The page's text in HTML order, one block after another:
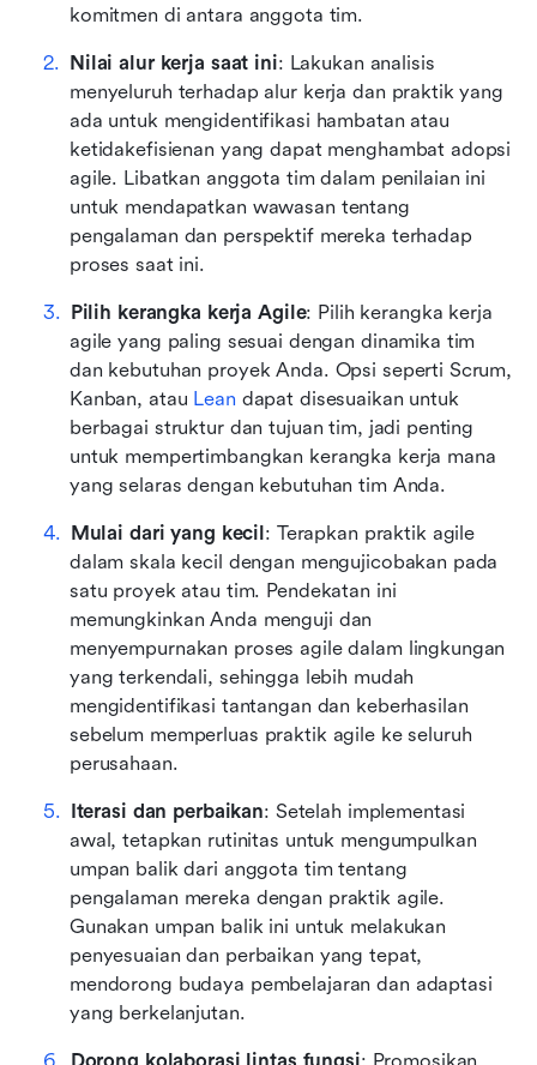
komitmen di antara anggota tim.
Nilai alur kerja saat ini: Lakukan analisis
menyeluruh terhadap alur kerja dan praktik yang
ada untuk mengidentifikasi hambatan atau
ketidakefisienan yang dapat menghambat adopsi
agile. Libatkan anggota tim dalam penilaian ini
untuk mendapatkan wawasan tentang
pengalaman dan perspektif mereka terhadap
proses saat ini.
Pilih kerangka kerja Agile: Pilih kerangka kerja
agile yang paling sesuai dengan dinamika tim
dan kebutuhan proyek Anda. Opsi seperti Scrum,
Kanban, atau Lean dapat disesuaikan untuk
berbagai struktur dan tujuan tim, jadi penting
untuk mempertimbangkan kerangka kerja mana
yang selaras dengan kebutuhan tim Anda.
Mulai dari yang kecil : Terapkan praktik agile
dalam skala kecil dengan mengujicobakan pada
satu proyek atau tim. Pendekatan ini
memungkinkan Anda menguji dan
menyempurnakan proses agile dalam lingkungan
yang terkendali, sehingga lebih mudah
mengidentifikasi tantangan dan keberhasilan
sebelum memperluas praktik agile ke seluruh
perusahaan.
Iterasi dan perbaikan: Setelah implementasi
awal, tetapkan rutinitas untuk mengumpulkan
umpan balik dari anggota tim tentang
pengalaman mereka dengan praktik agile.
Gunakan umpan balik ini untuk melakukan
penyesuaian dan perbaikan yang tepat,
mendorong budaya pembelajaran dan adaptasi
yang berkelanjutan.